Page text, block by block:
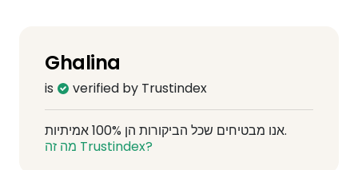
Ghalina
is verified by Trustindex
אנו מבטיחים שכל הביקורות הן 100% אמיתיות.
מה זה Trustindex?